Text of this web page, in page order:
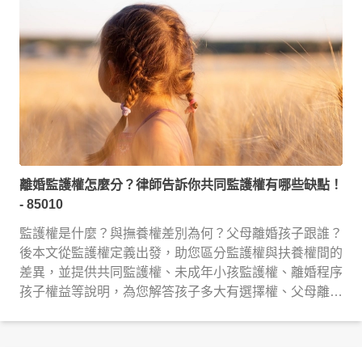
離婚監護權怎麼分？律師告訴你共同監護權有哪些缺點！
- 85010
監護權是什麼？與撫養權差別為何？父母離婚孩子跟誰？
後本文從監護權定義出發，助您區分監護權與扶養權間的
差異，並提供共同監護權、未成年小孩監護權、離婚程序
孩子權益等說明，為您解答孩子多大有選擇權、父母離婚